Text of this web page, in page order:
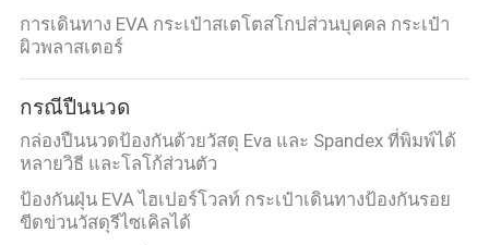
การเดินทาง EVA กระเป๋าสเตโตสโกปส่วนบุคคล กระเป๋า
ผิวพลาสเตอร์
กรณีปืนนวด
กล่องปืนนวดป้องกันด้วยวัสดุ Eva และ Spandex ที่พิมพ์ได้
หลายวิธี และโลโก้ส่วนตัว
ป้องกันฝุ่น EVA ไฮเปอร์โวลท์ กระเป๋าเดินทางป้องกันรอย
ขีดข่วนวัสดุรีไซเคิลได้